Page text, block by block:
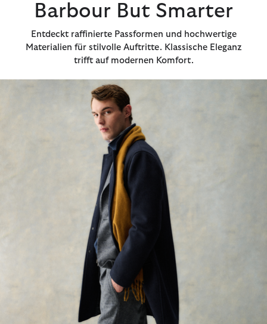
Barbour But Smarter
Entdeckt raffinierte Passformen und hochwertige
Materialien für stilvolle Auftritte. Klassische Eleganz
trifft auf modernen Komfort.